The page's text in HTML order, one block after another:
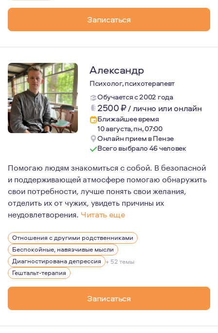
Также я регулярно прохожу супервизии (это
Я нахожусь за пределами России, и у меня есть
Записаться
Александр
Психолог, психотерапевт
Обучается с 2002 года
2500₽/лично или онлайн
Ближайшее время
10 августа, пн, 07:00
Онлайн прием в Пензе
Всего выбрало 46 человек
Помогаю людям знакомиться с собой. В безопасной
и поддерживающей атмосфере помогаю обнаружить
свои потребности, лучше понять свои желания,
отделить их от чужих, увидеть причины их
неудовлетворения. Читать еще
Психологическое образование я получил в военном
Занимаюсь профилактикой зависимостей среди
Являюсь психологом в проекте психологической
Увлечён пешим горным туризмом, люблю архитектуру
Я женат, отец восьмилетнего сына.
Отношения с другими родственниками
Беспокойные, навязчивые мысли
Диагностирована депрессия + 52 темы
Гештальт-терапия
Записаться